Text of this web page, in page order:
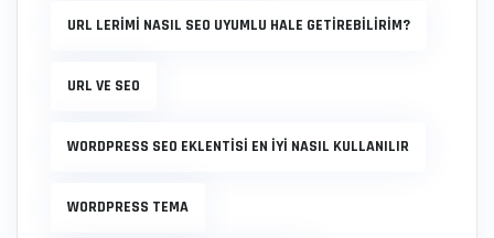
URL LERIMI NASIL SEO UYUMLU HALE GETIREBILIRIM?
URL VE SEO
WORDPRESS SEO EKLENTISI EN IYI NASIL KULLANILIR
WORDPRESS TEMA